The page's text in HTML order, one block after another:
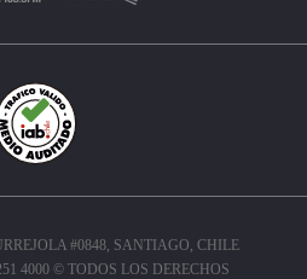
#0848, SANTIAGO, CHILE
4000 © TODOS LOS DERECHOS